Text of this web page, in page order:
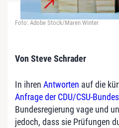
Foto: Adobe Stock/Maren Winter
Von Steve Schrader
In ihren Antworten auf die
Anfrage der CDU/CSU-
Bundesregierung vage und
jedoch, dass sie Prüfungen